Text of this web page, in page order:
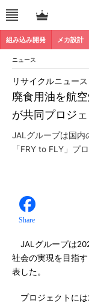
組み込み開発 メカ設計
ニュース
廃食用油を航
が共同プロジェ
リサイクルニュース
JALグループは国内
「FRY to FLY」プ
Share
JALグループは
社会の実現を目指
表した。
プロジェクトには